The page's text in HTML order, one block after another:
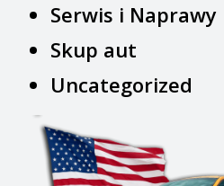
Serwis i Naprawy
Skup aut
Uncategorized